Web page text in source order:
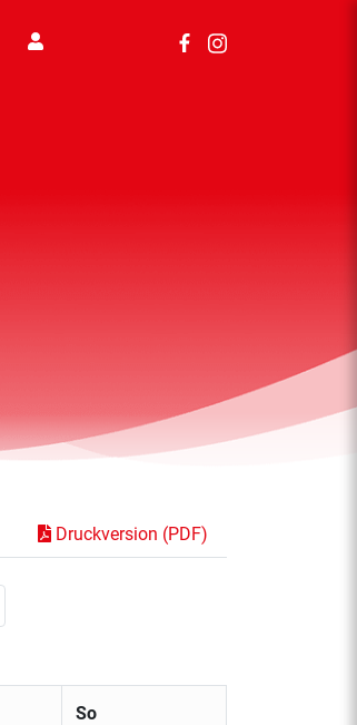
Druckversion (PDF)
So